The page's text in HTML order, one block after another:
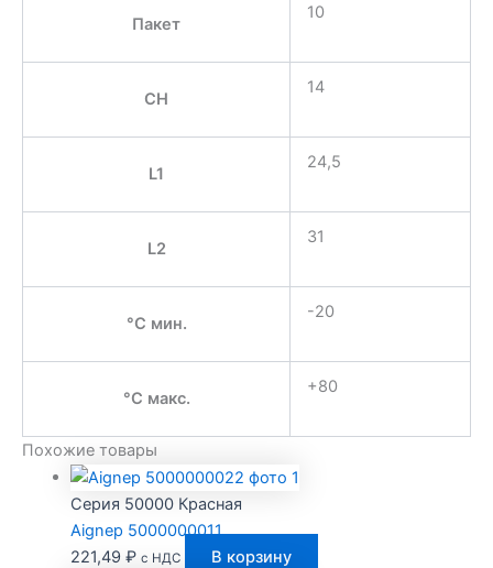
Пакет
10
CH
14
L1
24,5
L2
31
°C мин.
-20
°C макс.
+80
Похожие товары
Серия 50000 Красная
Aignep 5000000011
221,49 ₽ с НДС В корзину